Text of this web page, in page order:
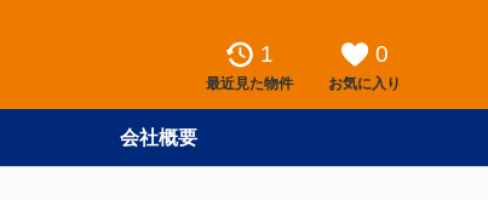
1
最近見た物件
0
お気に入り
会社概要